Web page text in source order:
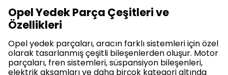
Opel Yedek Parça Çeşitleri ve
Özellikleri
Opel yedek parçaları, aracın farklı sistemleri için özel
olarak tasarlanmış çeşitli bileşenlerden oluşur. Motor
parçaları, fren sistemleri, süspansiyon bileşenleri,
elektrik aksamları ve daha birçok kategori altında